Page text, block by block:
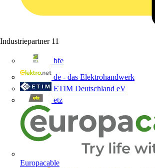
Industriepartner 11
bfe
de - das Elektrohandwerk
ETIM Deutschland eV
etz
Europacable